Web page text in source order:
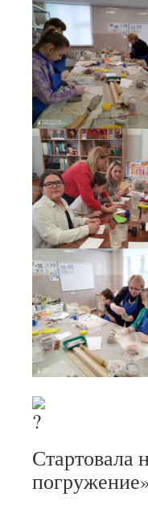
Стартовала